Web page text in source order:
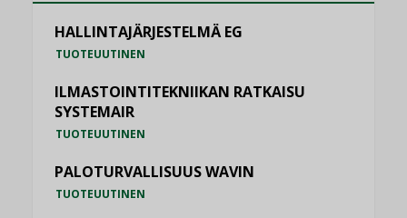
HALLINTAJÄRJESTELMÄ EG
TUOTEUUTINEN
ILMASTOINTITEKNIIKAN RATKAISU
SYSTEMAIR
TUOTEUUTINEN
PALOTURVALLISUUS WAVIN
TUOTEUUTINEN